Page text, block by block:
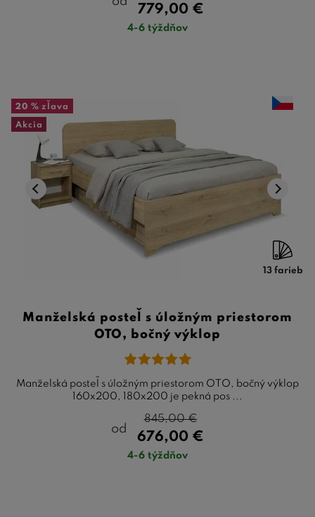
779,00 €
4-6 týždňov
20 % zľava
Akcia
13 farieb
Manželská posteľ s úložným priestorom
OTO, bočný výklop
Manželská posteľ s úložným priestorom OTO, bočný výklop
160x200, 180x200 je pekná pos ...
od
676,00 €
845,00€
4-6 týždňov